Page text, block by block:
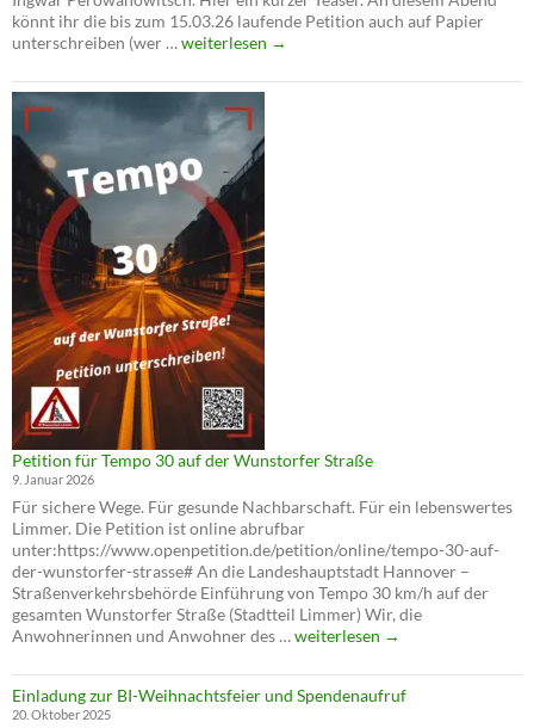
könnt ihr die bis zum 15.03.26 laufende Petition auch auf Papier
unterschreiben (wer …Film
Infoabend:
Cycling
Cities
und
Tempo
30
auf
der
Wunstorfer
Straße
weiterlesen →
Petition für Tempo 30 auf der Wunstorfer Straße
9. Januar 2026
Für sichere Wege. Für gesunde Nachbarschaft. Für ein lebenswertes
Limmer. Die Petition ist online abrufbar
unter:https://www.openpetition.de/petition/online/tempo-30-auf-
der-wunstorfer-strasse# An die Landeshauptstadt Hannover –
Straßenverkehrsbehörde Einführung von Tempo 30 km/h auf der
gesamten Wunstorfer Straße (Stadtteil Limmer) Wir, die
Anwohnerinnen und Anwohner des …Petition
Tempo
30
weiterlesen →
Einladung zur BI-Weihnachtsfeier und Spendenaufruf
20. Oktober 2025